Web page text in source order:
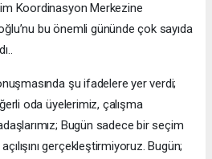
Koordinasyon Merkezine
bu önemli gününde çok sayıda
şu ifadelere yer verdi;
oda üyelerimiz, çalışma
Bugün sadece bir seçim
gerçekleştirmiyoruz. Bugün;